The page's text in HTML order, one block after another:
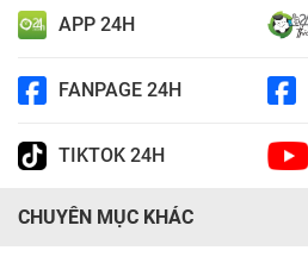
APP 24H
FANPAGE 24H
TIKTOK 24H
CHUYÊN MỤC KHÁC